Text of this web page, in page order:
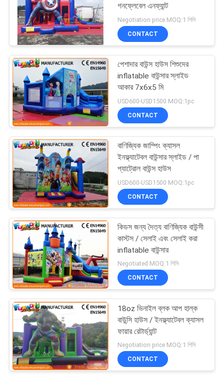
গনফ্লেবেল এনফ্যান্ট
Negotiation price MOQ:1 পিসি
CONTACT
পেশাদার বাউন্স হাউস শিশুদের
inflatable বাউন্সার স্লাইড
আকার 7x6x5 মি
USD600-USD1500 MOQ:1pc
CONTACT
বাণিজ্যিক জাম্পিং ক্যাসল
ইনফ্ল্যাটেবল বাউন্সার স্লাইড / পা
প্যাট্রোল বাউন্স হাউস
USD600-USD1500 MOQ:1pc
CONTACT
কিডস জন্য দৈত্য বাণিজ্যিক বাউন্সী
কাস্টস / সেলাই এবং সেলাই করা
inflatable বাউন্সার
Negotiated MOQ:1 পিসি
CONTACT
18oz ভিনাইল ব্লক আপ হাল্ক
বাউন্সি হাউস / ইনফ্ল্যাটেবল ক্যাসল
ফায়ার রেটার্ড্যান্ট
Negotiation price MOQ:1 পিসি
CONTACT